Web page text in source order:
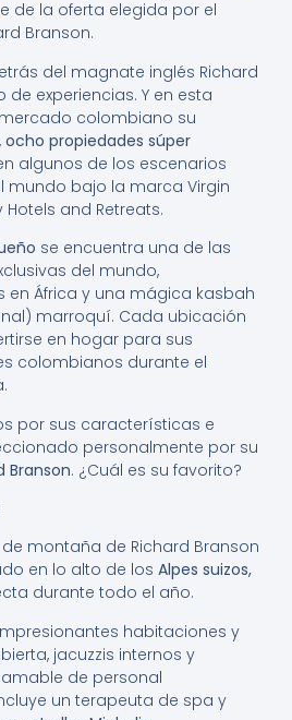
de la oferta elegida por el
Branson.
del magnate inglés Richard
experiencias. Y en esta
colombiano su
ocho propiedades súper
algunos de los escenarios
bajo la marca Virgin
Hotels and Retreats.
se encuentra una de las
del mundo,
en África y una mágica kasbah
marroquí. Cada ubicación
en hogar para sus
colombianos durante el
por sus características e
personalmente por su
Branson. ¿Cuál es su favorito?
montaña de Richard Branson
en lo alto de los Alpes suizos,
durante todo el año.
habitaciones y
jacuzzis internos y
de personal
un terapeuta de spa y